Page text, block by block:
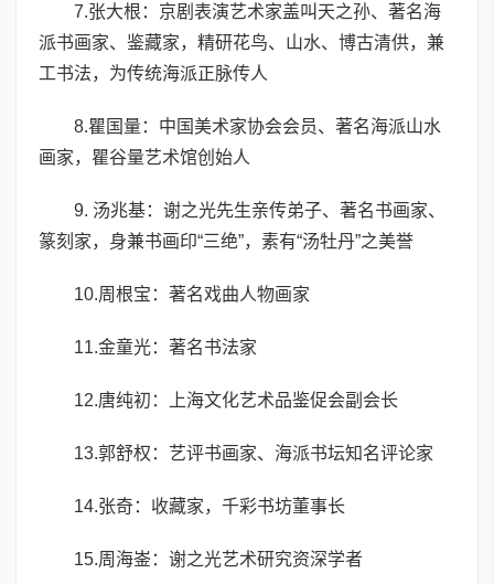
7.张大根：京剧表演艺术家盖叫天之孙、著名海
派书画家、鉴藏家，精研花鸟、山水、博古清供，兼
工书法，为传统海派正脉传人
8.瞿国量：中国美术家协会会员、著名海派山水
画家，瞿谷量艺术馆创始人
9. 汤兆基：谢之光先生亲传弟子、著名书画家、
篆刻家，身兼书画印“三绝”，素有“汤牡丹”之美誉
10.周根宝：著名戏曲人物画家
11.金童光：著名书法家
12.唐纯初：上海文化艺术品鉴促会副会长
13.郭舒权：艺评书画家、海派书坛知名评论家
14.张奇：收藏家，千彩书坊董事长
15.周海崟：谢之光艺术研究资深学者